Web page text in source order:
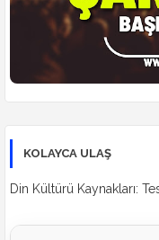
KOLAYCA ULAŞ
Din Kültürü Kaynakları: